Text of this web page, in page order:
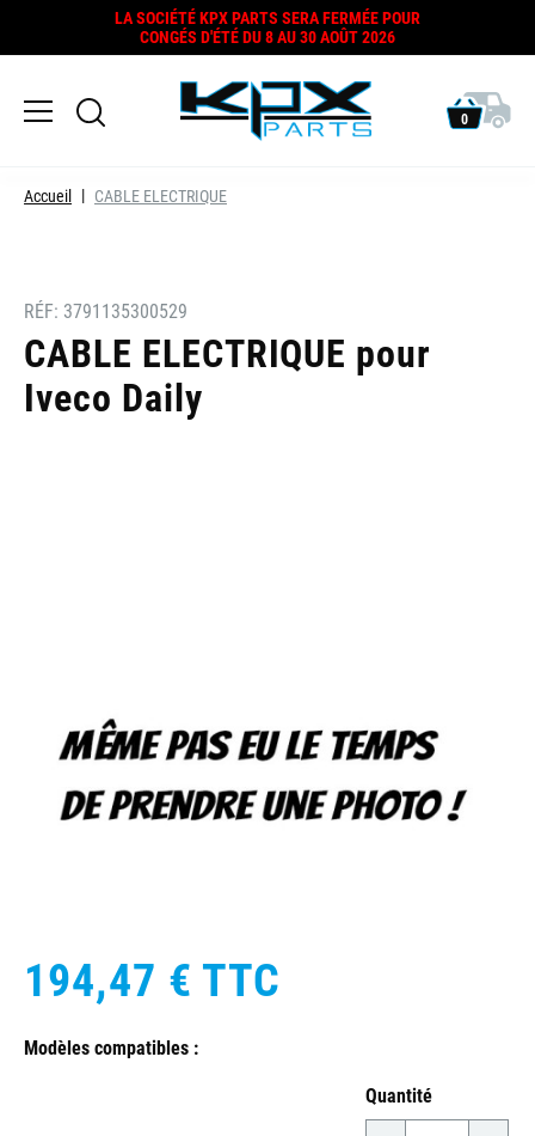
LA SOCIÉTÉ KPX PARTS SERA FERMÉE POUR
CONGÉS D'ÉTÉ DU 8 AU 30 AOÛT 2026
0
Accueil CABLE ELECTRIQUE
RÉF: 3791135300529
CABLE ELECTRIQUE pour
Iveco Daily
194,47 € TTC
Modèles compatibles :
Quantité